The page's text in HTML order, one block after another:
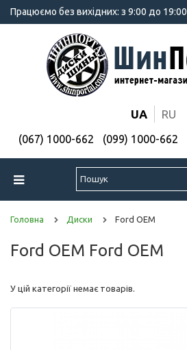
Працюємо без вихідних: з 9:00 до 19:00
UA RU
(067) 1000-662 (099) 1000-662
Головна Диски Ford OEM
Ford OEM Ford OEM
У цій категорії немає товарів.